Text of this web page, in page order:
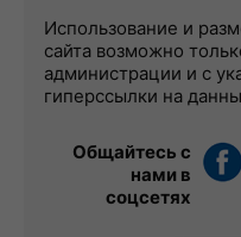
Использование и
сайта возможно
администрации и с
гиперссылки на
Общайтесь с
нами в
соцсетях